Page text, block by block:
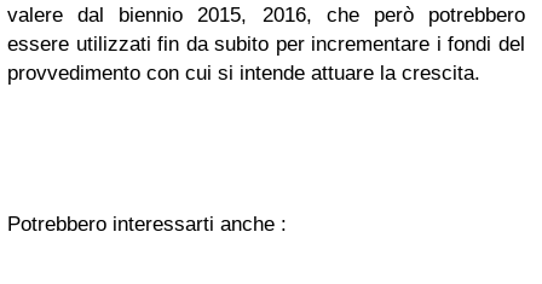
valere dal biennio 2015, 2016, che però potrebbero
essere utilizzati fin da subito per incrementare i fondi del
provvedimento con cui si intende attuare la crescita.
Potrebbero interessarti anche :